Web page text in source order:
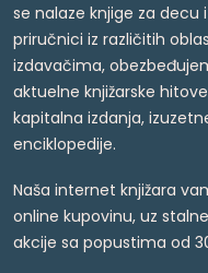
se nalaze knjige za decu
priručnici iz različitih
izdavačima,
aktuelne knjižarske
kapitalna izdanja,
enciklopedije.
Naša internet knjižara
online kupovinu, uz
akcije sa popustima od